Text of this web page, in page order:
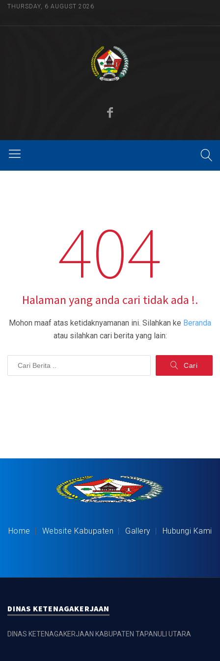
THURSDAY, 6 AUGUST 2026
404
Halaman yang anda cari tidak ada !.
Mohon maaf atas ketidaknyamanan ini. Silahkan ke Beranda
atau silahkan cari berita yang lain:
Cari
Home Website Kabupaten Gallery Hubungi Kami
DINAS KETENAGAKERJAAN
DINAS KETENAGAKERJAAN KABUPATEN TAPANULI UTARA